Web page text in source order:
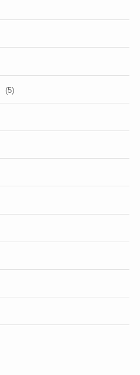
(5)